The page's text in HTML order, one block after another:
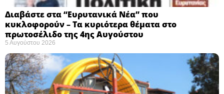
Διαβάστε στα “Ευρυτανικά Νέα” που
κυκλοφορούν – Τα κυριότερα θέματα στο
πρωτοσέλιδο της 4ης Αυγούστου
5 Αυγούστου 2026